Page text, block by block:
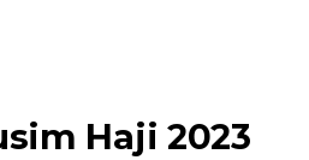
Haji 2023